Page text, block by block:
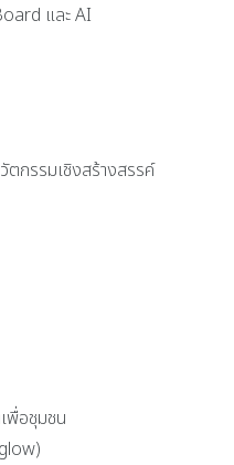
และ AI
ตกรรมเชิงสร้างสรรค์
พื่อชุมชน